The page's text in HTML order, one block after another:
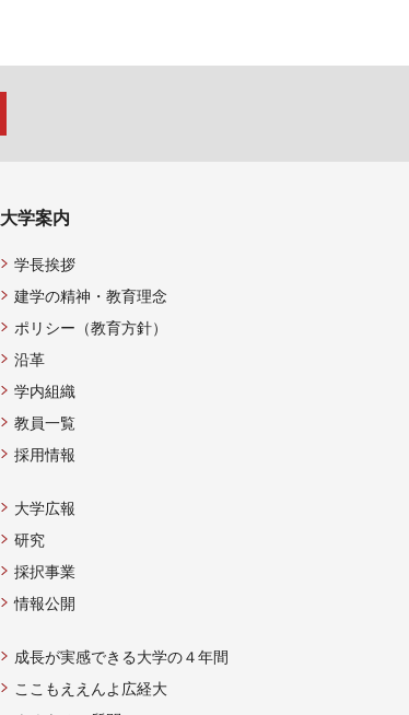
大学案内
学長挨拶
建学の精神・教育理念
ポリシー（教育方針）
沿革
学内組織
教員一覧
採用情報
大学広報
研究
採択事業
情報公開
成長が実感できる大学の４年間
ここもええんよ広経大